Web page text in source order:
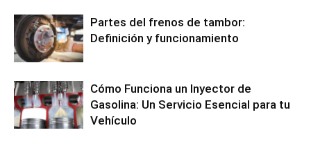
Partes del frenos de tambor:
Definición y funcionamiento
Cómo Funciona un Inyector de
Gasolina: Un Servicio Esencial para tu
Vehículo